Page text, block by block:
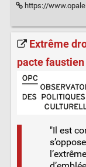
https://
Extrême
pacte
"Il est